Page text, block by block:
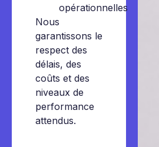
opérationnelles
Nous
garantissons le
respect des
délais, des
coûts et des
niveaux de
performance
attendus.